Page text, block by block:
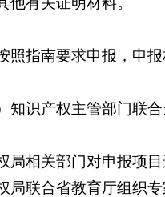
照指南要求申报，申
知识产权主管部门联
局相关部门对申报项
局联合省教育厅组织